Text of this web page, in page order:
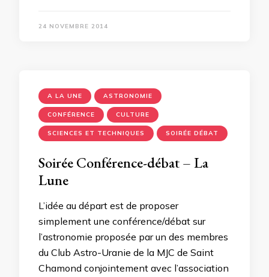
24 NOVEMBRE 2014
A LA UNE ASTRONOMIE
CONFÉRENCE CULTURE
SCIENCES ET TECHNIQUES SOIRÉE DÉBAT
Soirée Conférence-débat – La
Lune
L’idée au départ est de proposer
simplement une conférence/débat sur
l’astronomie proposée par un des membres
du Club Astro-Uranie de la MJC de Saint
Chamond conjointement avec l’association